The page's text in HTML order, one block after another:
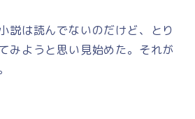
説は読んでないのだけど、とり
みようと思い見始めた。それが